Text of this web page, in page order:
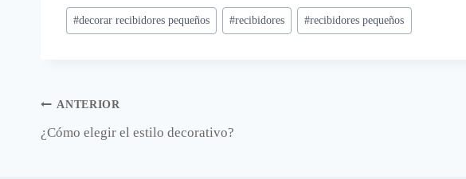
Etiquetas
de
#decorar recibidores pequeños #recibidores #recibidores pequeños
Navegación
de
ANTERIOR
¿Cómo elegir el estilo decorativo?